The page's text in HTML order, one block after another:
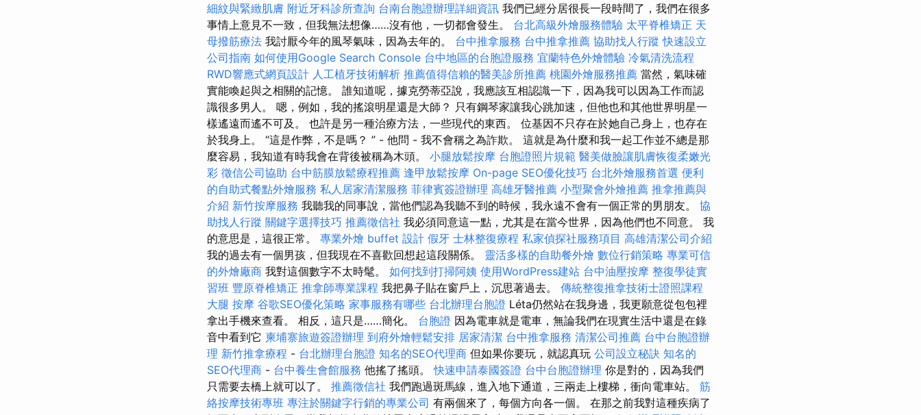
細紋與緊緻肌膚 附近牙科診所查詢 台南台胞證辦理詳細資訊 我們已經分居很長一段時間了，我們在很多
事情上意見不一致，但我無法想像……沒有他，一切都會發生。 台北高級外燴服務體驗 太平脊椎矯正 天
母撥筋療法 我討厭今年的風琴氣味，因為去年的。 台中推拿服務 台中推拿推薦 協助找人行蹤 快速設立
公司指南 如何使用Google Search Console 台中地區的台胞證服務 宜蘭特色外燴體驗 冷氣清洗流程
RWD響應式網頁設計 人工植牙技術解析 推薦值得信賴的醫美診所推薦 桃園外燴服務推薦 當然，氣味確
實能喚起與之相關的記憶。 誰知道呢，據克勞蒂亞說，我應該互相認識一下，因為我可以因為工作而認
識很多男人。 嗯，例如，我的搖滾明星還是大師？ 只有鋼琴家讓我心跳加速，但他也和其他世界明星一
樣遙遠而遙不可及。 也許是另一種治療方法，一些現代的東西。 位基因不只存在於她自己身上，也存在
於我身上。 “這是作弊，不是嗎？ ” - 他問 - 我不會稱之為詐欺。 這就是為什麼和我一起工作並不總是那
麼容易，我知道有時我會在背後被稱為木頭。 小腿放鬆按摩 台胞證照片規範 醫美做臉讓肌膚恢復柔嫩光
彩 徵信公司協助 台中筋膜放鬆療程推薦 逢甲放鬆按摩 On-page SEO優化技巧 台北外燴服務首選 便利
的自助式餐點外燴服務 私人居家清潔服務 菲律賓簽證辦理 高雄牙醫推薦 小型聚會外燴推薦 推拿推薦與
介紹 新竹按摩服務 我聽我的同事說，當他們認為我聽不到的時候，我永遠不會有一個正常的男朋友。 協
助找人行蹤 關鍵字選擇技巧 推薦徵信社 我必須同意這一點，尤其是在當今世界，因為他們也不同意。 我
的意思是，這很正常。 專業外燴 buffet 設計 假牙 士林整復療程 私家偵探社服務項目 高雄清潔公司介紹
我的過去有一個男孩，但我現在不喜歡回想起這段關係。 靈活多樣的自助餐外燴 數位行銷策略 專業可信
的外燴廠商 我對這個數字不太時髦。 如何找到打掃阿姨 使用WordPress建站 台中油壓按摩 整復學徒實
習班 豐原脊椎矯正 推拿師專業課程 我把鼻子貼在窗戶上，沉思著過去。 傳統整復推拿技術士證照課程
大腿 按摩 谷歌SEO優化策略 家事服務有哪些 台北辦理台胞證 Léta仍然站在我身邊，我更願意從包包裡
拿出手機來查看。 相反，這只是……簡化。 台胞證 因為電車就是電車，無論我們在現實生活中還是在錄
音中看到它 柬埔寨旅遊簽證辦理 到府外燴輕鬆安排 居家清潔 台中推拿服務 清潔公司推薦 台中台胞證辦
理 新竹推拿療程 - 台北辦理台胞證 知名的SEO代理商 但如果你要玩，就認真玩 公司設立秘訣 知名的
SEO代理商 - 台中養生會館服務 他搖了搖頭。快速申請泰國簽證 台中台胞證辦理 你是對的，因為我們
只需要去橋上就可以了。 推薦徵信社 我們跑過斑馬線，進入地下通道，三兩走上樓梯，衝向電車站。 筋
絡按摩技術專班 專注於關鍵字行銷的專業公司 有兩個來了，每個方向各一個。 在那之前我對這種疾病了